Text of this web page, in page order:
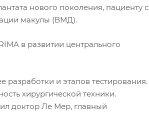
нового поколения, пациенту с
макулы (ВМД).
в развитии центрального
разработки и этапов тестирования.
хирургической техники.
доктор Ле Мер, главный